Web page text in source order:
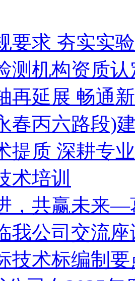
要求 夯实实
测机构资质
再延展 畅通
春丙六路段)
提质 深耕专
术培训
，共赢未来—
我公司交流座
技术标编制